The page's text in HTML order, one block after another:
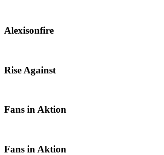
Alexisonfire
Rise Against
Fans in Aktion
Fans in Aktion